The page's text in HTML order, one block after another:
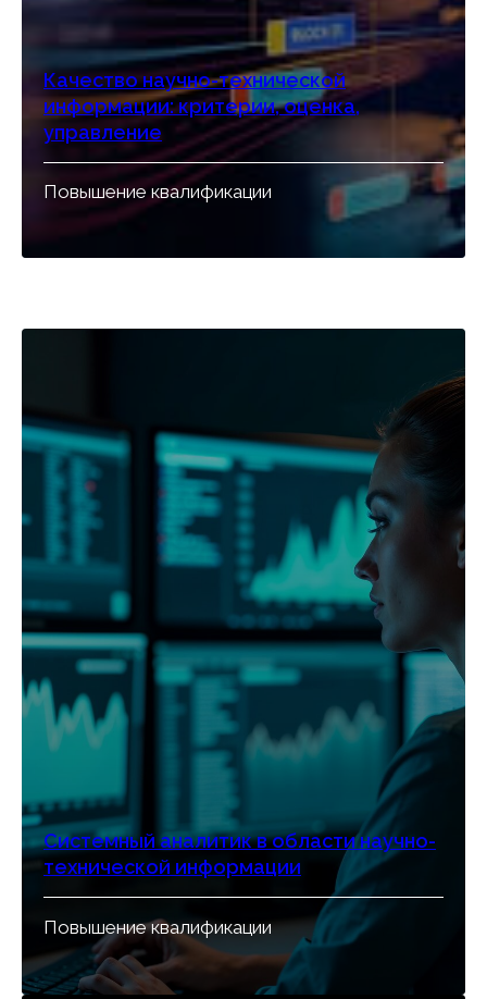
Качество научно-технической
информации: критерии, оценка,
управление
Повышение квалификации
Системный аналитик в области научно-
технической информации
Повышение квалификации